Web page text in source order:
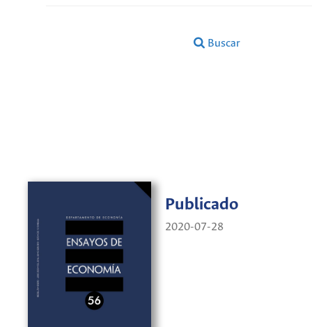
Buscar
Publicado
2020-07-28